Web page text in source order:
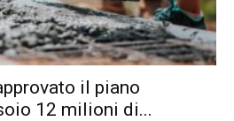
il piano
12 milioni di...